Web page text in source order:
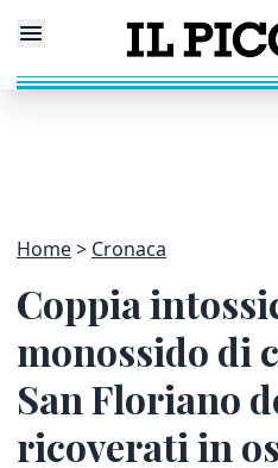
Home Cronaca
Coppia
monossido di
San Floriano
ricoverati in